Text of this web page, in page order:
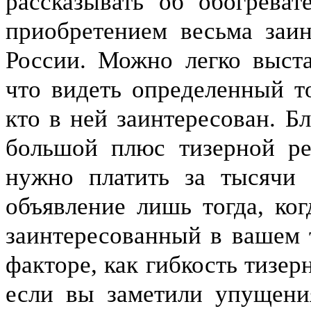
приобретением весьма
России. Можно легко
что видеть определенный
кто в ней заинтересован.
большой плюс тизерной
нужно платить за
объявление лишь тогда,
заинтересованный в вашем
факторе, как гибкость
если вы заметили